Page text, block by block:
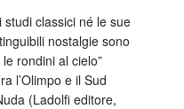
classici né le sue
nostalgie sono
rondini al cielo”
l’Olimpo e il Sud
(Ladolfi editore,